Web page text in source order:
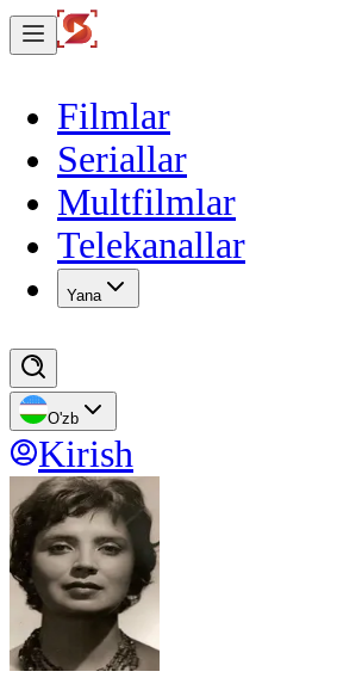
Filmlar
Seriallar
Multfilmlar
Telekanallar
Yana
O'zb
Kirish